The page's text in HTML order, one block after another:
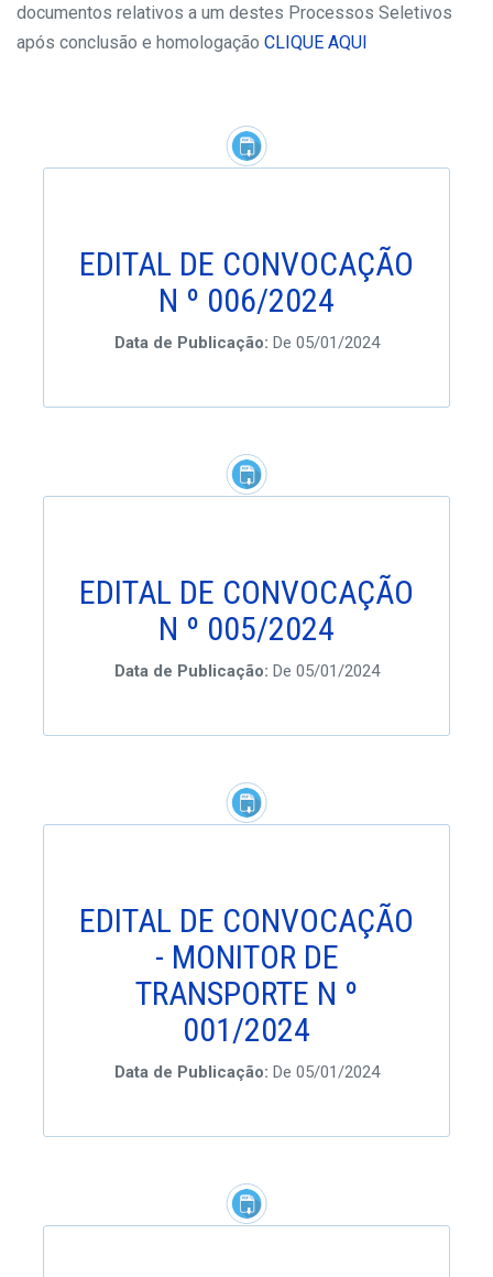
documentos relativos a um destes Processos Seletivos
após conclusão e homologação CLIQUE AQUI
EDITAL DE CONVOCAÇÃO
N º 006/2024
Data de Publicação: De 05/01/2024
EDITAL DE CONVOCAÇÃO
N º 005/2024
Data de Publicação: De 05/01/2024
EDITAL DE CONVOCAÇÃO
- MONITOR DE
TRANSPORTE N º
001/2024
Data de Publicação: De 05/01/2024